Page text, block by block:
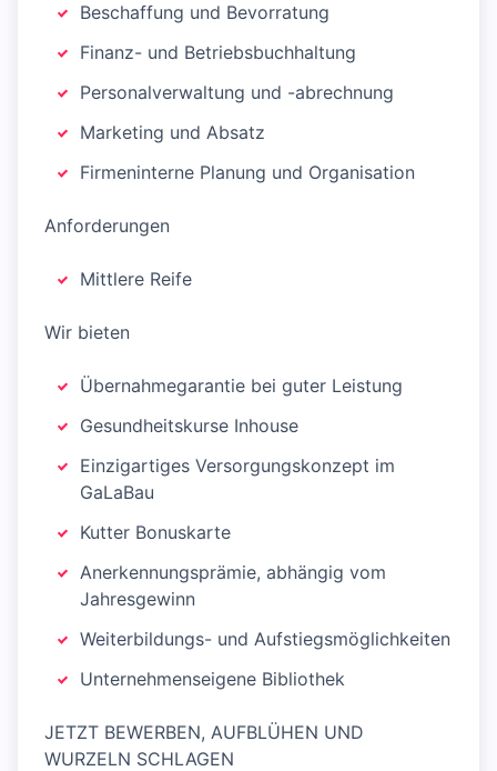
Beschaffung und Bevorratung
Finanz- und Betriebsbuchhaltung
Personalverwaltung und -abrechnung
Marketing und Absatz
Firmeninterne Planung und Organisation
Anforderungen
Mittlere Reife
Wir bieten
Übernahmegarantie bei guter Leistung
Gesundheitskurse Inhouse
Einzigartiges Versorgungskonzept im
GaLaBau
Kutter Bonuskarte
Anerkennungsprämie, abhängig vom
Jahresgewinn
Weiterbildungs- und Aufstiegsmöglichkeiten
Unternehmenseigene Bibliothek
JETZT BEWERBEN, AUFBLÜHEN UND
WURZELN SCHLAGEN